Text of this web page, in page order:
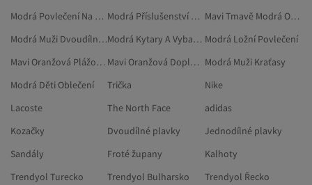
Modrá Povlečení Na Jednolůžko
Modrá Příslušenství K Vysavačům
Mavi Tmavě Modrá Oblečení
Modrá Muži Dvoudílné Sady
Modrá Kytary A Vybavení Modrá Ložní Povlečení
Mavi Oranžová Plážové Oblečení
Mavi Oranžová Doplňky Modrá Muži Kraťasy
Modrá Děti Oblečení
Trička
Nike
Lacoste
The North Face
adidas
Kozačky
Dvoudílné plavky
Jednodílné plavky
Sandály
Froté župany
Kalhoty
Trendyol Turecko
Trendyol Bulharsko
Trendyol Řecko